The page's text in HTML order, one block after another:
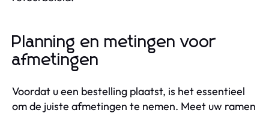
Planning en metingen voor
afmetingen
Voordat u een bestelling plaatst, is het essentieel
om de juiste afmetingen te nemen. Meet uw ramen